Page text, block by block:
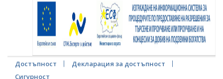
Достъпност
Декларация за достъпност
Сигурност